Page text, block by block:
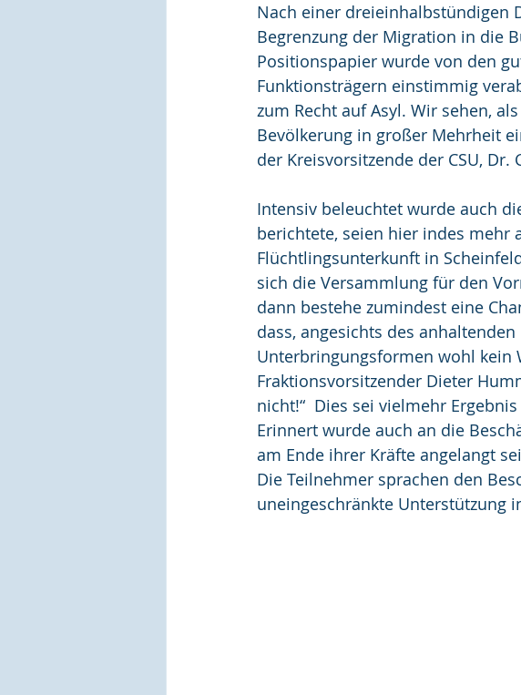
Nach einer dreieinhalbstündigen
Begrenzung der Migration in die
Positionspapier wurde von den
Funktionsträgern einstimmig
zum Recht auf Asyl. Wir sehen,
Bevölkerung in großer Mehrheit
der Kreisvorsitzende der CSU,
Intensiv beleuchtet wurde auch
berichtete, seien hier indes mehr
Flüchtlingsunterkunft in
sich die Versammlung für den
dann bestehe zumindest eine
dass, angesichts des
Unterbringungsformen wohl kein
Fraktionsvorsitzender Dieter
nicht!“  Dies sei vielmehr
Erinnert wurde auch an die
am Ende ihrer Kräfte angelangt
Die Teilnehmer sprachen den
uneingeschränkte Unterstützung